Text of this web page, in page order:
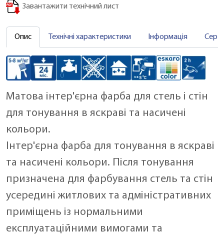
Завантажити технічний лист
Опис Технічні характеристики Інформація
Матова інтер'єрна фарба для стель і стін
для тонування в яскраві та насичені
кольори.
Інтер'єрна фарба для тонування в яскраві
та насичені кольори. Після тонування
призначена для фарбування стель та стін
усередині житлових та адміністративних
приміщень із нормальними
експлуатаційними вимогами та